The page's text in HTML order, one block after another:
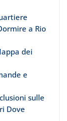
a Rio
dei
e
sulle
Dove